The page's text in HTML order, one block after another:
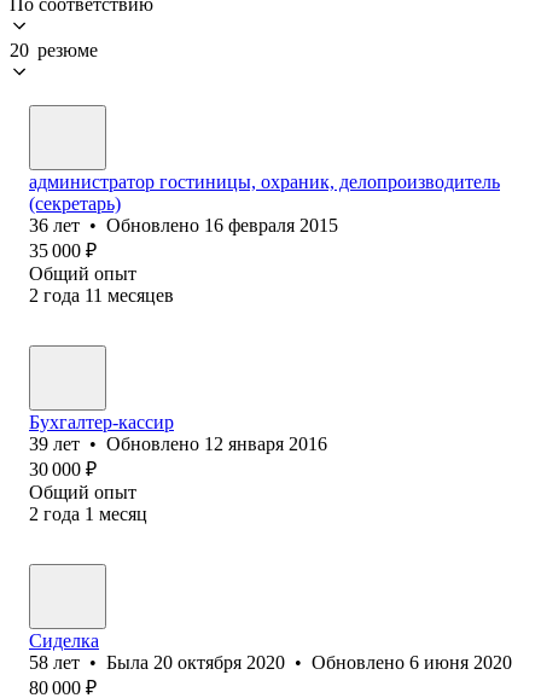
20 резюме
администратор гостиницы, охраник, делопроизводитель
(секретарь)
36 лет • Обновлено 16 февраля 2015
35 000 ₽
Общий опыт
2 года 11 месяцев
Бухгалтер-кассир
39 лет • Обновлено 12 января 2016
30 000 ₽
Общий опыт
2 года 1 месяц
Сиделка
58 лет • Была 20 октября 2020 • Обновлено 6 июня 2020
80 000 ₽